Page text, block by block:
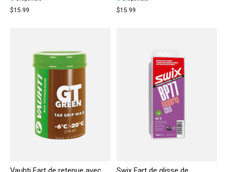
$15.99 $15.99